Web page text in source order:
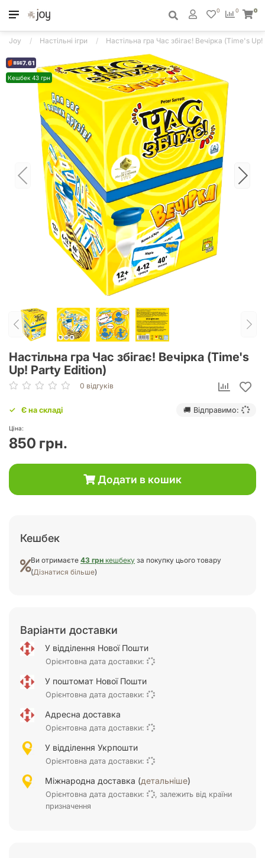
0
0 0
Joy Настільні ігри Настільна гра Час збігає! Вечірка (Time's
7.61
Кешбек 43 грн
Настільна гра Час збігає! Вечірка (Time's
Up! Party Edition)
0 відгуків
Є на складі 🚚 Відправимо:
Ціна:
850 грн.
Додати в кошик
Кешбек
Ви отримаєте 43 грн кешбеку за покупку цього товару
(Дізнатися більше)
Варіанти доставки
У відділення Нової Пошти
Орієнтовна дата доставки:
У поштомат Нової Пошти
Орієнтовна дата доставки:
Адресна доставка
Орієнтовна дата доставки:
У відділення Укрпошти
Орієнтовна дата доставки:
Міжнародна доставка (детальніше)
Орієнтовна дата доставки:
, залежить від країни
призначення